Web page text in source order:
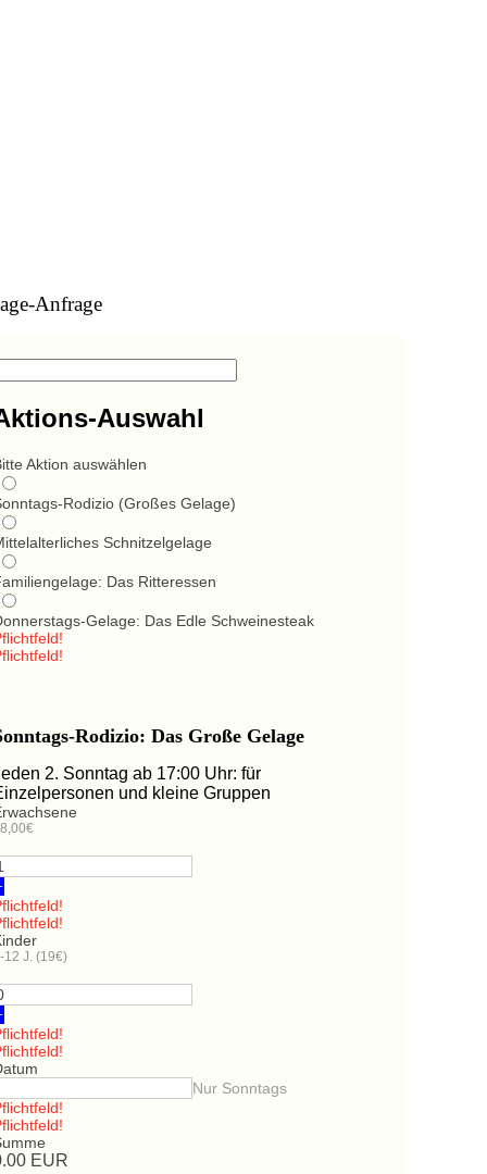
Anfrage
Auswahl
Aktion auswählen
Rodizio (Großes Gelage)
Schnitzelgelage
Das Ritteressen
Gelage: Das Edle Schweinesteak
Rodizio: Das Große Gelage
2. Sonntag ab 17:00 Uhr: für
und kleine Gruppen
12 J. (19€)
Nur Sonntags
EUR